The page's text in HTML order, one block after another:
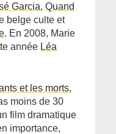
Garcia, Quand
belge culte et
. En 2008, Marie
année Léa
et les morts,
moins de 30
film dramatique
importance,